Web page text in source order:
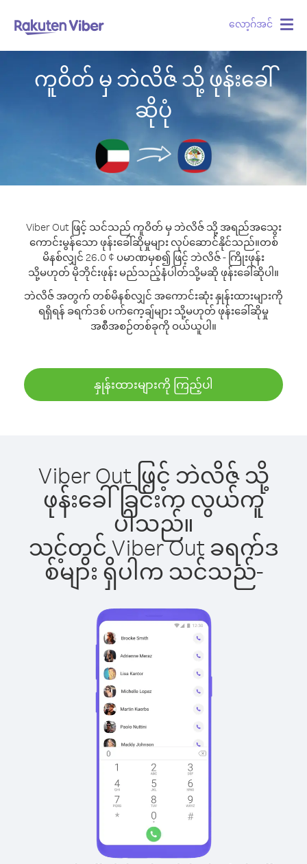
လော့ဂ်အင်
ကူဝိတ် မှ ဘဲလိဇ် သို့ ဖုန်းခေါ်
ဆိုပုံ
Viber Out ဖြင့် သင်သည် ကူဝိတ် မှ ဘဲလိဇ် သို့ အရည်အသွေး
ကောင်းမွန်သော ဖုန်းခေါ်ဆိုမှုများ လုပ်ဆောင်နိုင်သည်။တစ်
မိနစ်လျှင် 26.0 ¢ ပမာဏမှစ၍ ဖြင့် ဘဲလိဇ် - ကြိုးဖုန်း
သို့မဟုတ် မိုဘိုင်းဖုန်း မည်သည့်နံပါတ်သို့မဆို ဖုန်းခေါ်ဆိုပါ။
ဘဲလိဇ် အတွက် တစ်မိနစ်လျှင် အကောင်းဆုံး နှုန်းထားများကို
ရရှိရန် ခရက်ဒစ် ပက်ကေ့ချ်များ သို့မဟုတ် ဖုန်းခေါ်ဆိုမှု
အစီအစဉ်တစ်ခုကို ဝယ်ယူပါ။
နှုန်းထားများကို ကြည့်ပါ
Viber Out ဖြင့် ဘဲလိဇ် သို့
ဖုန်းခေါ်ခြင်းက လွယ်ကူ
ပါသည်။
သင့်တွင် Viber Out ခရက်ဒ
စ်များ ရှိပါက သင်သည်-